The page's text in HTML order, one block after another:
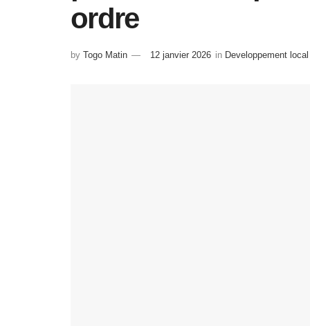
ordre
by Togo Matin 12 janvier 2026 in Developpement